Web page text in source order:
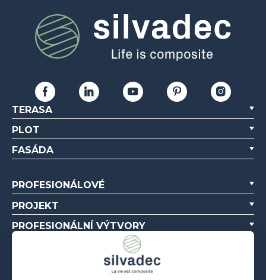
TERASA
PLOT
FASÁDA
PROFESIONÁLOVÉ
PROJEKT
PROFESIONÁLNÍ VÝTVORY